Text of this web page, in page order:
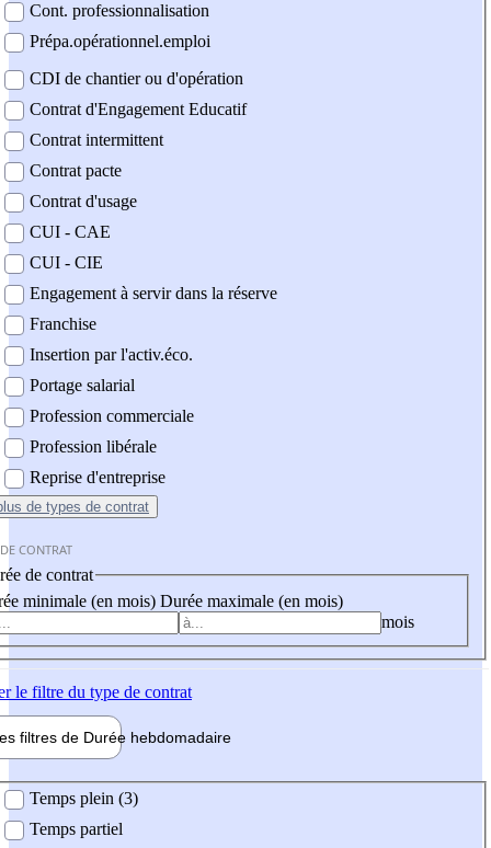
Cont. professionnalisation
Prépa.opérationnel.emploi
CDI de chantier ou d'opération
Contrat d'Engagement Educatif
Contrat intermittent
Contrat pacte
Contrat d'usage
CUI - CAE
CUI - CIE
Engagement à servir dans la réserve
Franchise
Insertion par l'activ.éco.
Portage salarial
Profession commerciale
Profession libérale
Reprise d'entreprise
de types de contrat
CONTRAT
de contrat
minimale (en mois) Durée maximale (en mois)
mois
le filtre du type de contrat
filtres de Durée hebdomadaire
Temps plein (3)
Temps partiel